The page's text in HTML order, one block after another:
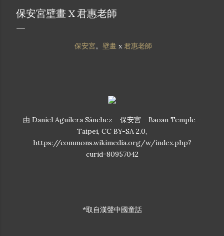
保安宮壁畫 X 君惠老師
保安宮。 壁畫x君惠老師
由 Daniel Aguilera Sánchez - 保安宮 - Baoan Temple -
Taipei, CC BY-SA 2.0,
https://commons.wikimedia.org/w/index.php?
curid=80957042
*取自漢聲中國童話